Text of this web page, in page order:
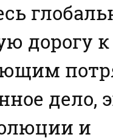
дорогу к
дело,
и